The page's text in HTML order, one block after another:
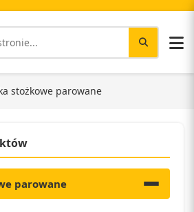
stożkowe parowane
parowane